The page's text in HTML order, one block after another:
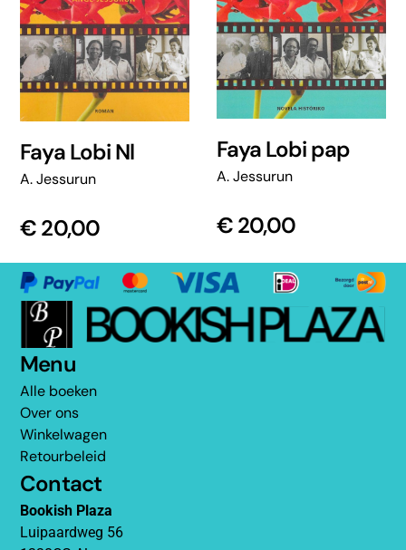
Faya Lobi Nl
A. Jessurun
€20,00
Faya Lobi pap
A. Jessurun
€20,00
Menu
Alle boeken
Over ons
Winkelwagen
Retourbeleid
Contact
Bookish Plaza
Luipaardweg 56